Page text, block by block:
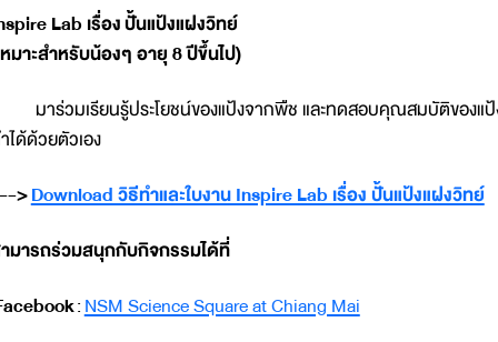
Lab เรื่อง ปั้นแป้งแฝงวิทย์
หมาะสำหรับน้องๆ อายุ 8 ปีขึ้นไป)
มาร่วมเรียนรู้ประโยชน์ของแป้งจากพืช และทดสอบคุณสมบัติของแ
ได้ด้วยตัวเอง
>Download วิธีทำและใบงาน Inspire Lab เรื่อง ปั้นแป้งแฝงวิทย์
มารถร่วมสนุกกับกิจกรรมได้ที่
:NSM Science Square at Chiang Mai